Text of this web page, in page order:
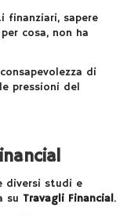
finanziari, sapere
cosa, non ha
di
pressioni del
diversi studi e
su Travagli Financial.